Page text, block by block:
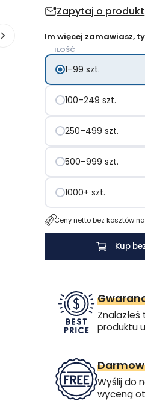
notatnik
w
twardej
okładce
Zapytaj o produkt
Im więcej zamawiasz,
ILOŚĆ
1–99 szt.
100–249 szt.
250–499 szt.
500–999 szt.
1000+ szt.
Ceny netto bez kosztów
Kup
produktu
Wyślij do
wyceną